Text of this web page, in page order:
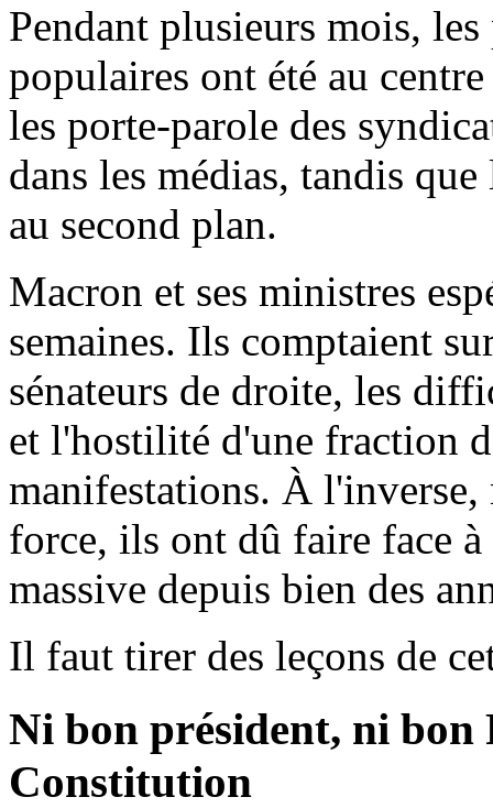
Pendant plusieurs mois,
populaires ont été au
les porte-parole des
dans les médias, tandis
au second plan.
Macron et ses ministres
semaines. Ils comptaient
sénateurs de droite, les
et l'hostilité d'une fraction
manifestations. À l'inverse,
force, ils ont dû faire face
massive depuis bien des
Il faut tirer des leçons de
Ni bon président, ni bon
Constitution